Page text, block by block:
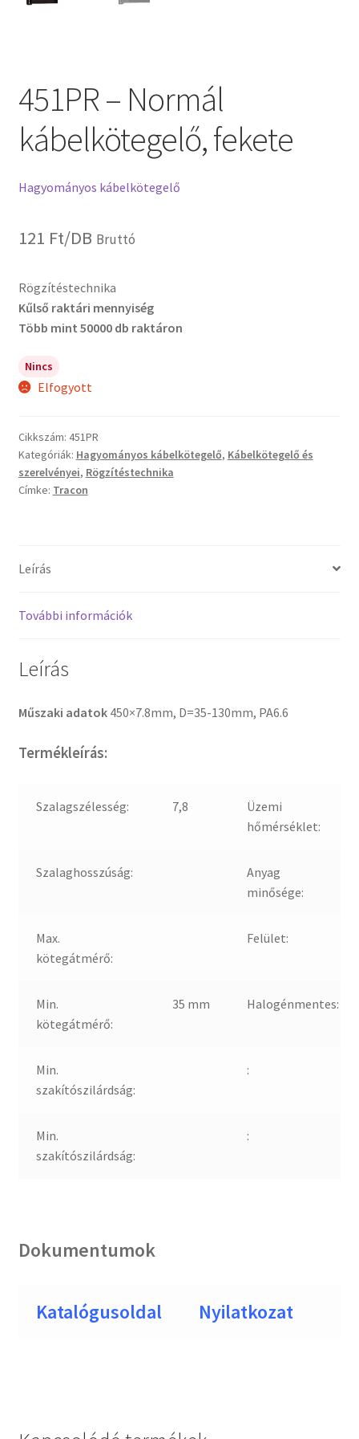
451PR – Normál
kábelkötegelő, fekete
Hagyományos kábelkötegelő
121 Ft/DB Bruttó
Rögzítéstechnika
Kűlső raktári mennyiség
Több mint 50000 db raktáron
Nincs
Elfogyott
Cikkszám: 451PR
Kategóriák: Hagyományos kábelkötegelő, Kábelkötegelő és
szerelvényei, Rögzítéstechnika
Címke: Tracon
Leírás
További információk
Leírás
Műszaki adatok 450×7.8mm, D=35-130mm, PA6.6
Termékleírás:
Szalagszélesség: 7,8
Üzemi
hőmérséklet:
Szalaghosszúság:
Anyag
minősége:
Max.
kötegátmérő:
Felület:
Min.
kötegátmérő:
35 mm Halogénmentes:
Min.
szakítószilárdság:
:
Min.
szakítószilárdság:
:
Dokumentumok
Katalógusoldal Nyilatkozat